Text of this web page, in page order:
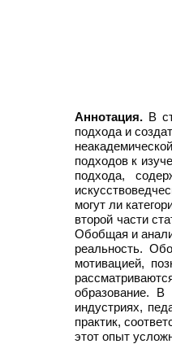
Аннотация. В
подхода и
подходов к
подхода,
могут ли
второй части
Обобщая и
реальность.
мотивацией,
образование. В
индустриях,
практик,
этот опыт